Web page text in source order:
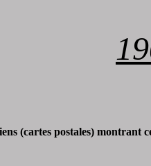
(cartes postales)